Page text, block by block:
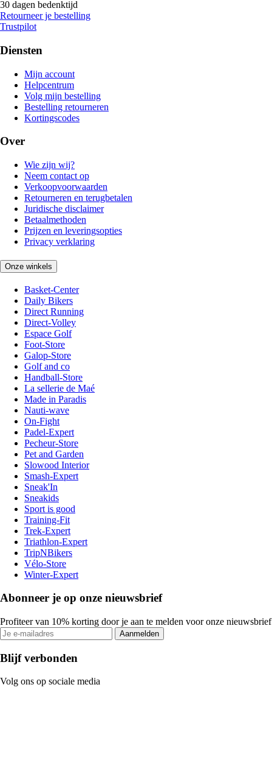
30 dagen bedenktijd
Retourneer je bestelling
Trustpilot
Diensten
Mijn account
Helpcentrum
Volg mijn bestelling
Bestelling retourneren
Kortingscodes
Over
Wie zijn wij?
Neem contact op
Verkoopvoorwaarden
Retourneren en terugbetalen
Juridische disclaimer
Betaalmethoden
Prijzen en leveringsopties
Privacy verklaring
Onze winkels
Basket-Center
Daily Bikers
Direct Running
Direct-Volley
Espace Golf
Foot-Store
Galop-Store
Golf and co
Handball-Store
La sellerie de Maé
Made in Paradis
Nauti-wave
On-Fight
Padel-Expert
Pecheur-Store
Pet and Garden
Slowood Interior
Smash-Expert
Sneak'In
Sneakids
Sport is good
Training-Fit
Trek-Expert
Triathlon-Expert
TripNBikers
Vélo-Store
Winter-Expert
Abonneer je op onze nieuwsbrief
Profiteer van 10% korting door je aan te melden voor onze nieuwsbrief
Aanmelden
Blijf verbonden
Volg ons op sociale media